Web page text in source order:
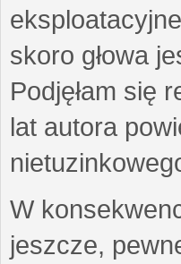
skoro głowa
Podjęłam się
lat autora
W
jeszcze,